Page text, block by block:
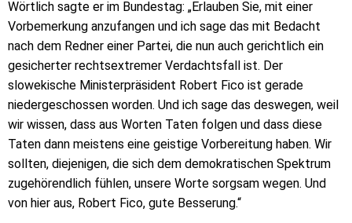
Wörtlich sagte er im Bundestag: „Erlauben Sie, mit einer
Vorbemerkung anzufangen und ich sage das mit Bedacht
nach dem Redner einer Partei, die nun auch gerichtlich ein
gesicherter rechtsextremer Verdachtsfall ist. Der
slowekische Ministerpräsident Robert Fico ist gerade
niedergeschossen worden. Und ich sage das deswegen, weil
wir wissen, dass aus Worten Taten folgen und dass diese
Taten dann meistens eine geistige Vorbereitung haben. Wir
sollten, diejenigen, die sich dem demokratischen Spektrum
zugehörendlich fühlen, unsere Worte sorgsam wegen. Und
von hier aus, Robert Fico, gute Besserung.“